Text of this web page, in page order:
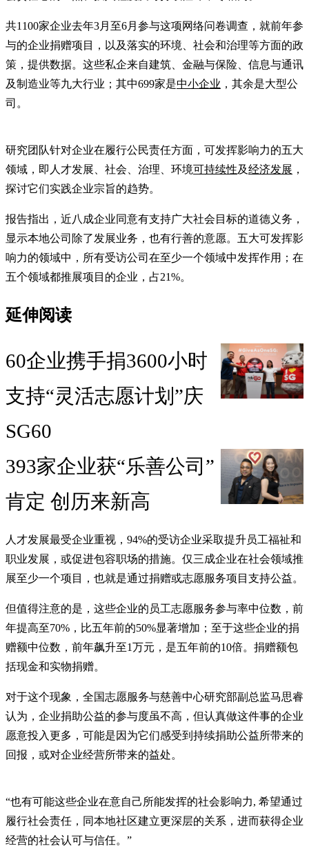
共1100家企业去年3月至6月参与这项网络问卷调查，就前年参
与的企业捐赠项目，以及落实的环境、社会和治理等方面的政
策，提供数据。这些私企来自建筑、金融与保险、信息与通讯
及制造业等九大行业；其中699家是中小企业 ，其余是大型公
司。
研究团队针对企业在履行公民责任方面，可发挥影响力的五大
领域，即人才发展、社会、治理、环境可持续性及经济发展 ，
探讨它们实践企业宗旨的趋势。
报告指出，近八成企业同意有支持广大社会目标的道德义务，
显示本地公司除了发展业务，也有行善的意愿。五大可发挥影
响力的领域中，所有受访公司在至少一个领域中发挥作用；在
五个领域都推展项目的企业，占21%。
延伸阅读
60企业携手捐3600小时
支持“灵活志愿计划”庆
SG60
393家企业获“乐善公司”
肯定 创历来新高
人才发展最受企业重视，94%的受访企业采取提升员工福祉和
职业发展，或促进包容职场的措施。仅三成企业在社会领域推
展至少一个项目，也就是通过捐赠或志愿服务项目支持公益。
但值得注意的是，这些企业的员工志愿服务参与率中位数，前
年提高至70%，比五年前的50%显著增加；至于这些企业的捐
赠额中位数，前年飙升至1万元，是五年前的10倍。捐赠额包
括现金和实物捐赠。
对于这个现象，全国志愿服务与慈善中心研究部副总监马思睿
认为，企业捐助公益的参与度虽不高，但认真做这件事的企业
愿意投入更多，可能是因为它们感受到持续捐助公益所带来的
回报，或对企业经营所带来的益处。
“也有可能这些企业在意自己所能发挥的社会影响力, 希望通过
履行社会责任，同本地社区建立更深层的关系，进而获得企业
经营的社会认可与信任。”